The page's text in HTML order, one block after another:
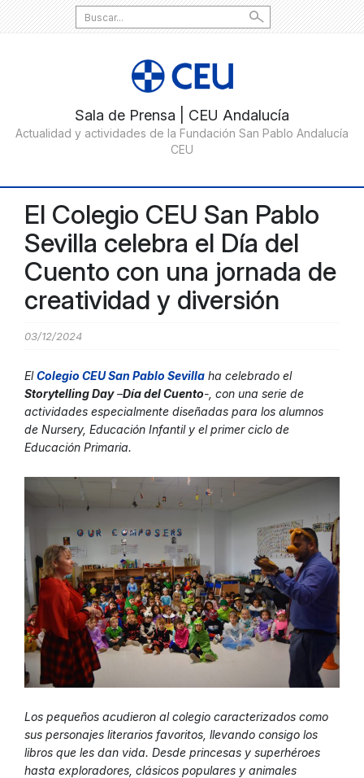
Search
for:
El Colegio CEU San Pablo
Sevilla celebra el Día del
Cuento con una jornada de
creatividad y diversión
03/12/2024
ElColegio CEU San Pablo Sevilla ha celebrado el
Storytelling Day–Día del Cuento-, con una serie de
actividades especialmente diseñadas para los alumnos
de Nursery, Educación Infantil y el primer ciclo de
Educación Primaria.
Los pequeños acudieron al colegio caracterizados como
sus personajes literarios favoritos, llevando consigo los
libros que les dan vida. Desde princesas y superhéroes
hasta exploradores, clásicos populares y animales